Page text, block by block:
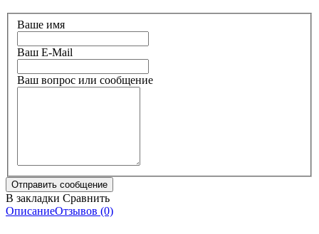
Ваше имя
Ваш E-Mail
Ваш вопрос или сообщение
В закладки Сравнить
ОписаниеОтзывов (0)